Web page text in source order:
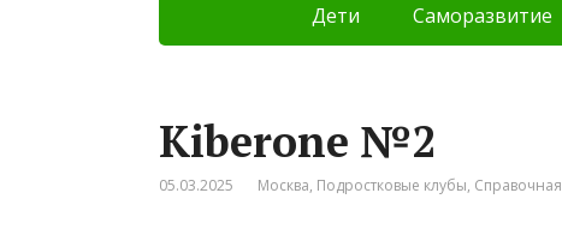
Дети Саморазвитие
Kiberone №2
05.03.2025 Москва, Подростковые клубы, Справочная